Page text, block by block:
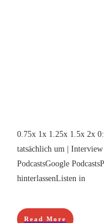
0.75x 1x 1.25x 1.5x 2x
tatsächlich um |
PodcastsGoogle
hinterlassenListen in
Read More